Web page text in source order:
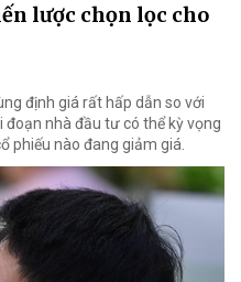
lược chọn lọc cho
định giá rất hấp dẫn so với
đoạn nhà đầu tư có thể kỳ vọng
phiếu nào đang giảm giá.